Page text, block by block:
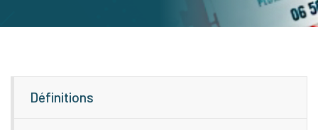
Définitions